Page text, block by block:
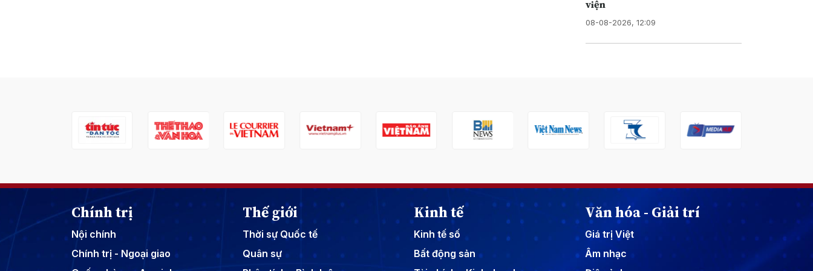
viện
08-08-2026, 12:09
Chính trị
Nội chính
Chính trị - Ngoại giao
Thế giới
Thời sự Quốc tế
Quân sự
Kinh tế
Kinh tế số
Bất động sản
Văn hóa - Giải trí
Giá trị Việt
Âm nhạc